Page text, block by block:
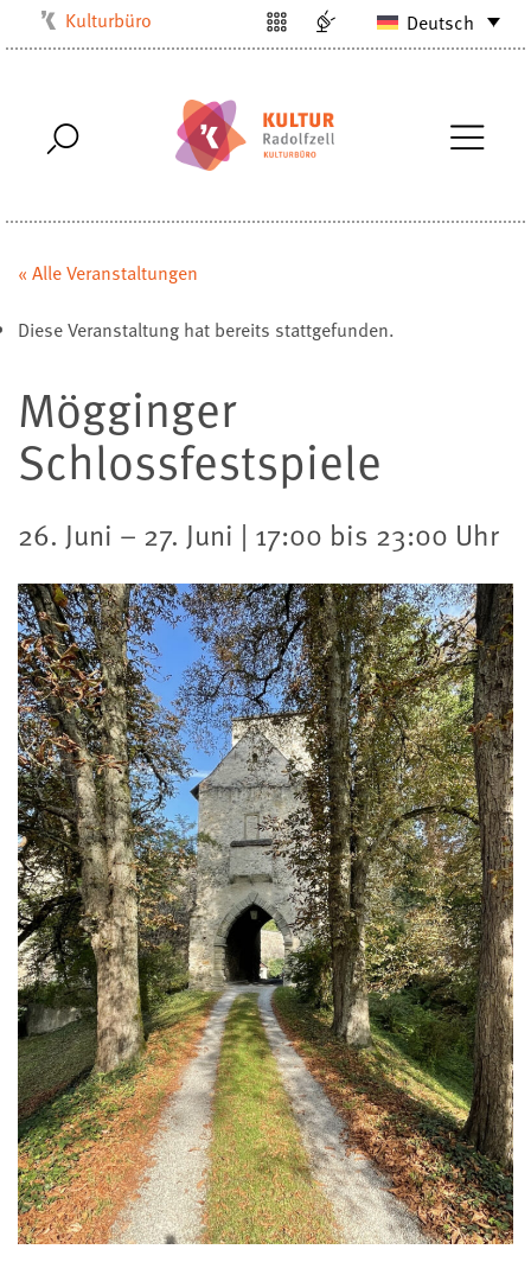
Kulturbüro
Stadtarchiv
Stadtbibliothek
Villa Bosch
Deutsch
« Alle Veranstaltungen
Diese Veranstaltung hat bereits stattgefunden.
Mögginger
Schlossfestspiele
26. Juni – 27. Juni | 17:00 bis 23:00 Uhr